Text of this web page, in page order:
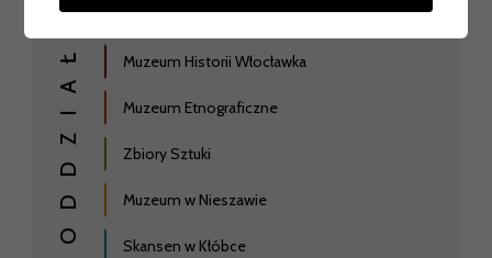
ODDZIAŁY Gmach Główny
Muzeum Historii Włocławka
Muzeum Etnograficzne
Zbiory Sztuki
Muzeum w Nieszawie
Skansen w Kłóbce